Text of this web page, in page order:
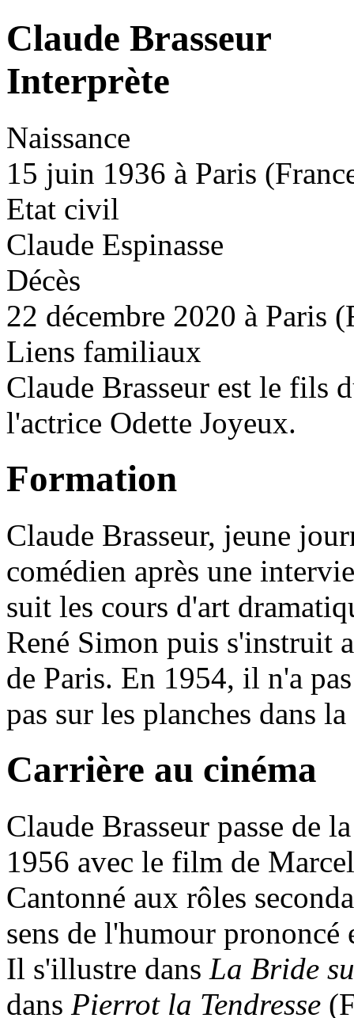
Claude Brasseur
Interprète
Naissance
15 juin 1936 à Paris
Etat civil
Claude Espinasse
Décès
22 décembre 2020 à Paris
Liens familiaux
Claude Brasseur est le fils
l'actrice Odette Joyeux.
Formation
Claude Brasseur, jeune
comédien après une
suit les cours d'art
René Simon puis s'instruit
de Paris. En 1954, il n'a
pas sur les planches dans
Carrière au cinéma
Claude Brasseur passe de
1956 avec le film de
Cantonné aux rôles
sens de l'humour prononcé
Il s'illustre dans La Bride
dans Pierrot la Tendresse